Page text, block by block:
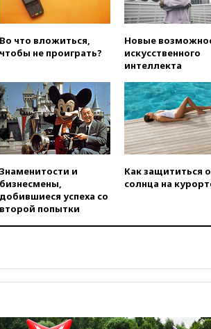
исламского банкинга
вчера, 21:43Организаторы
«Интервидения»
подтвердили, что конкурс
пройдет в Саудовской
вчера, 21:35Машков: в РФ
подготовили концепцию
развития театрального
искусства до 2035 года
вчера, 21:21
РФ разрешило продажу
бензина старых
экологических классов
вчера, 21:15
театральных деятелей
беспилотников
Во что вложиться,
чтобы не проиграть?
Новые
искусственного
интеллекта
Знаменитости и
бизнесмены,
добившиеся успеха со
второй попытки
Как защититься
солнца на